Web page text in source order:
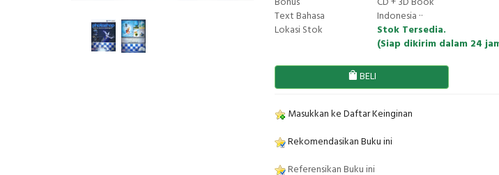
Text Bahasa
Indonesia ··
Lokasi Stok
Stok Tersedia.
(Siap dikirim dalam 24
BELI
Masukkan ke Daftar Keinginan
Rekomendasikan Buku ini
Referensikan Buku ini